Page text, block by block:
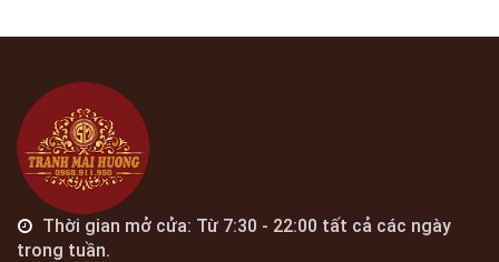
Thời gian mở cửa: Từ 7:30 - 22:00 tất cả các ngày
trong tuần.